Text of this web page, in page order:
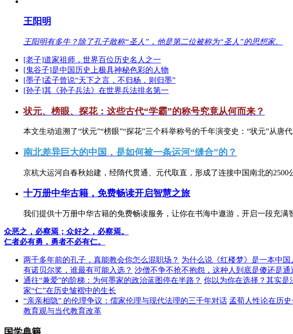
王阳明
王阳明有多牛？除了孔子敢称“圣人”，他是第二位被称为“圣人”的思想家。
[老子]道家祖师，世界百位历史名人之一
[鬼谷子]是中国历史上极具神秘色彩的人物
[墨子]孟子曾说“天下之言，不归杨，则归墨”
[孙子]其《孙子兵法》在世界兵法排名第一
状元、榜眼、探花：这些古代“学霸”的称号究竟从何而来？
本文生动追溯了“状元”“榜眼”“探花”三个科举称号的千年演变史：“状元”从唐
南北差异巨大的中国，是如何被一条运河“缝合”的？
京杭大运河自春秋始建，经隋代贯通、元代取直，形成了连接中国南北的2500
十万册中华古籍，免费畅读开启智慧之旅
我们提供十万册中华古籍的免费畅读服务，让你在书海中遨游，开启一段充满
众恶之，必察焉；众好之，必察焉。
仁者必有勇，勇者不必有仁。
两千多年前的孔子，真能教会你怎么混职场？ 为什么说《红楼梦》是一本中国
有诺贝尔奖，谁最有可能入选？ 沙僧不争不抢不抱怨，这种人到底是傻还是通
通往“兼爱”的阶梯：为何墨家的政治蓝图停在半路？ 你以为你在选择？其实是
家“仁”在历史皱褶中的生长
“亲亲相隐” 的伦理争议：儒家伦理与现代法理的三千年对话 孟荀人性论在历
教育观与当代教育改革
国学典籍